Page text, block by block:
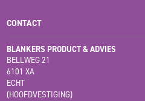
CONTACT
BLANKERS PRODUCT & ADVIES
BELLWEG 21
6101 XA
ECHT
(HOOFDVESTIGING)